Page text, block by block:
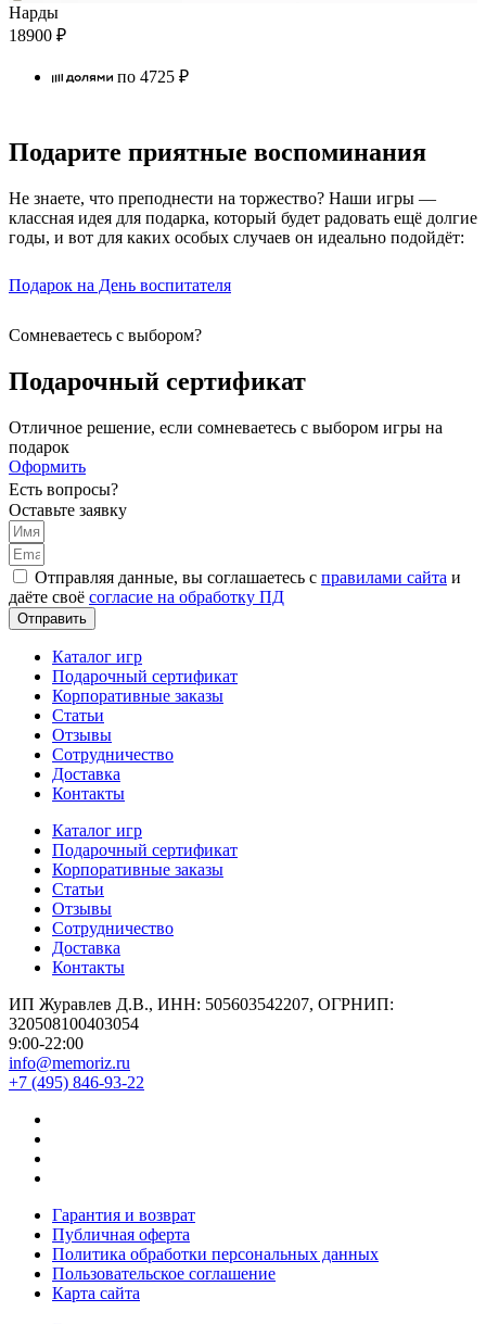
Нарды
18900 ₽
по 4725 ₽
Подарите приятные воспоминания
Не знаете, что преподнести на торжество? Наши игры —
классная идея для подарка, который будет радовать ещё долгие
годы, и вот для каких особых случаев он идеально подойдёт:
Подарок на День воспитателя
Сомневаетесь с выбором?
Подарочный сертификат
Отличное решение, если сомневаетесь с выбором игры на
подарок
Оформить
Есть вопросы?
Оставьте заявку
Отправляя данные, вы соглашаетесь с правилами сайта и
даёте своё согласие на обработку ПД
Отправить
Каталог игр
Подарочный сертификат
Корпоративные заказы
Статьи
Отзывы
Сотрудничество
Доставка
Контакты
Каталог игр
Подарочный сертификат
Корпоративные заказы
Статьи
Отзывы
Сотрудничество
Доставка
Контакты
ИП Журавлев Д.В., ИНН: 505603542207, ОГРНИП:
320508100403054
9:00-22:00
info@memoriz.ru
+7 (495) 846-93-22
Гарантия и возврат
Публичная оферта
Политика обработки персональных данных
Пользовательское соглашение
Карта сайта